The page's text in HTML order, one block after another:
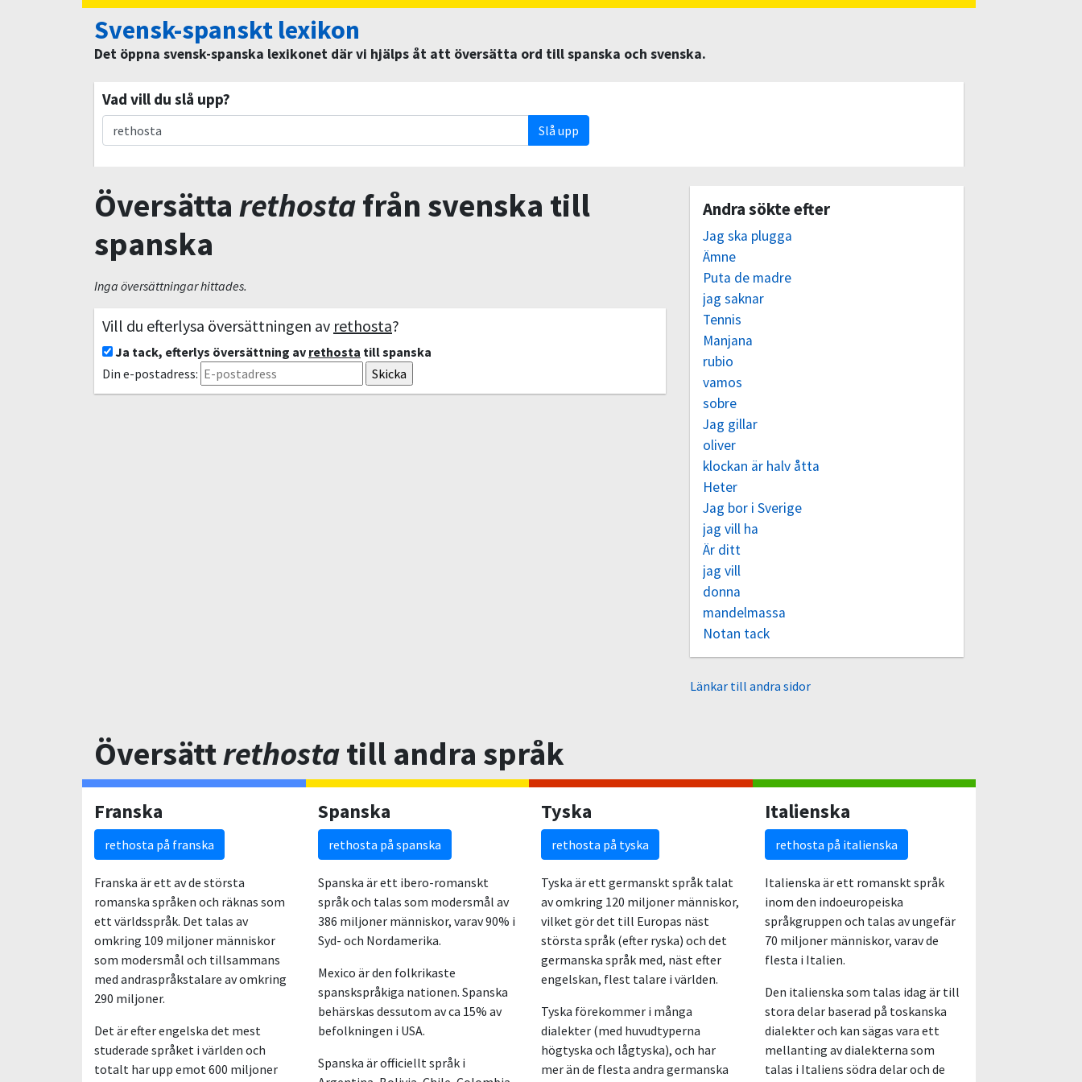
Svensk-spanskt lexikon
Det öppna svensk-spanska lexikonet där vi hjälps åt att översätta ord till spanska och svenska.
Vad vill du slå upp?
Slå upp
Översätta rethostafrån svenska till
spanska
Inga översättningar hittades.
Vill du efterlysa översättningen av rethosta?
Ja tack, efterlys översättning av rethosta till spanska
Din e-postadress:
Andra sökte efter
Jag ska plugga
Ämne
Puta de madre
jag saknar
Tennis
Manjana
rubio
vamos
sobre
Jag gillar
oliver
klockan är halv åtta
Heter
Jag bor i Sverige
jag vill ha
Är ditt
jag vill
donna
mandelmassa
Notan tack
Länkar till andra sidor
Översättrethostatill andra språk
Franska
rethosta på franska
Franska är ett av de största
romanska språken och räknas som
ett världsspråk. Det talas av
omkring 109 miljoner människor
som modersmål och tillsammans
med andraspråkstalare av omkring
290 miljoner.
Det är efter engelska det mest
studerade språket i världen och
totalt har upp emot 600 miljoner
Spanska
rethosta på spanska
Spanska är ett ibero-romanskt
språk och talas som modersmål av
386 miljoner människor, varav 90% i
Syd- och Nordamerika.
Mexico är den folkrikaste
spanskspråkiga nationen. Spanska
behärskas dessutom av ca 15% av
befolkningen i USA.
Spanska är officiellt språk i
Tyska
rethosta på tyska
Tyska är ett germanskt språk talat
av omkring 120 miljoner människor,
vilket gör det till Europas näst
största språk (efter ryska) och det
germanska språk med, näst efter
engelskan, flest talare i världen.
Tyska förekommer i många
dialekter (med huvudtyperna
högtyska och lågtyska), och har
mer än de flesta andra germanska
Italienska
rethosta på italienska
Italienska är ett romanskt språk
inom den indoeuropeiska
språkgruppen och talas av ungefär
70 miljoner människor, varav de
flesta i Italien.
Den italienska som talas idag är till
stora delar baserad på toskanska
dialekter och kan sägas vara ett
mellanting av dialekterna som
talas i Italiens södra delar och de